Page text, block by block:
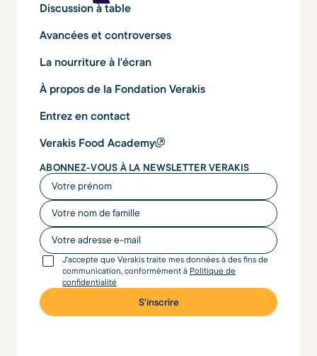
Discussion à table
Avancées et controverses
La nourriture à l'écran
À propos de la Fondation Verakis
Entrez en contact
Verakis Food Academy
ABONNEZ-VOUS À LA NEWSLETTER VERAKIS
Votre prénom
Votre nom de famille
Votre adresse e-mail
J'accepte que Verakis traite mes données à des fins de
communication, conformément à Politique de
confidentialité